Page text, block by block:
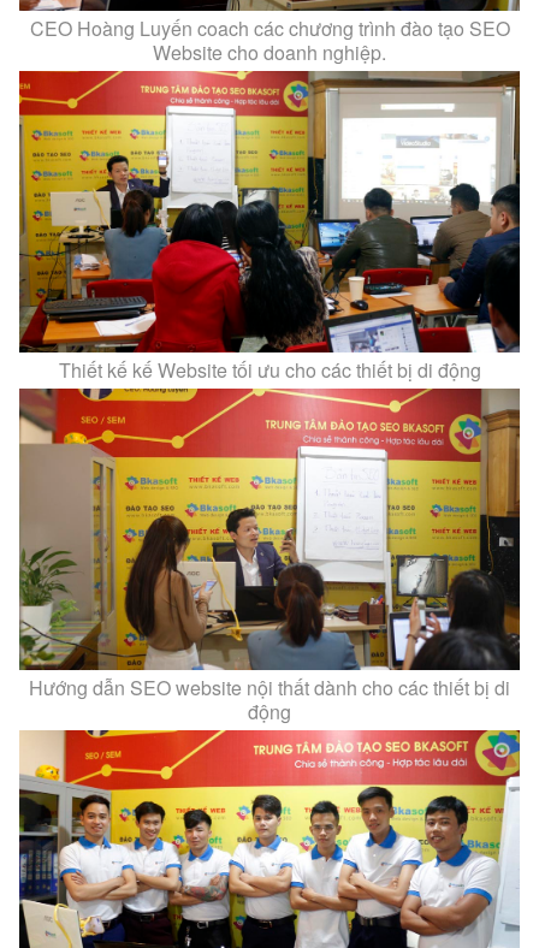
CEO Hoàng Luyến coach các chương trình đào tạo SEO
Website cho doanh nghiệp.
Thiết kế kế Website tối ưu cho các thiết bị di động
Hướng dẫn SEO website nội thất dành cho các thiết bị di
động